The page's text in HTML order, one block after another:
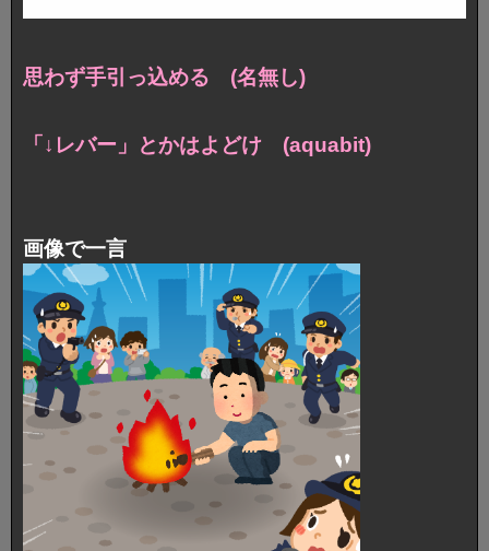
思わず手引っ込める (名無し)
「↓レバー」とかはよどけ (aquabit)
画像で一言